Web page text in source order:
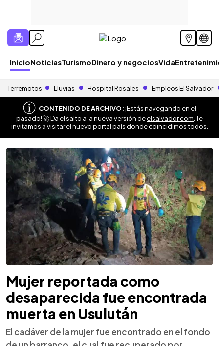
InicioNoticiasTurismoDinero y negociosVida
Terremotos Lluvias Hospital Rosales Empleos El Salvador
CONTENIDO DE ARCHIVO:¡Estás navegando en el
pasado! 🚀 Da el salto a la nueva versión deelsalvador.com . Te
invitamos a visitar el nuevo portal país donde coincidimos todos.
Mujer reportada como
desaparecida fue encontrada
muerta en Usulután
El cadáver de la mujer fue encontrado en el fondo